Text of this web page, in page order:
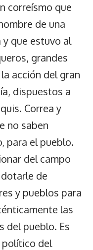
correísmo que
de una
que estuvo al
grandes
acción del gran
dispuestos a
Correa y
no saben
para el pueblo.
del campo
de
y pueblos para
las
del pueblo. Es
político del